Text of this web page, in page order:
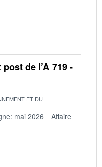
de l’A 719 -
ET DU
mai 2026
Affaire